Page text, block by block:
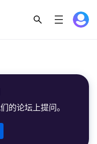
的论坛上提问。